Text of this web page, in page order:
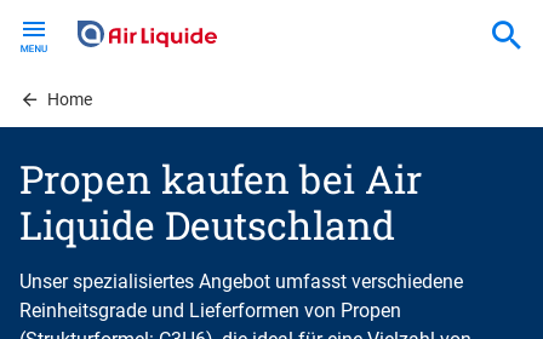
contentHome
Propen kaufen bei Air
Liquide Deutschland
Unser spezialisiertes Angebot umfasst verschiedene
Reinheitsgrade und Lieferformen von Propen